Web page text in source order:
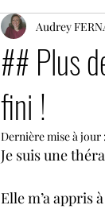
## Plus
fini !
Audrey
Dernière mise à jour :
Je suis une
Elle m’a appris